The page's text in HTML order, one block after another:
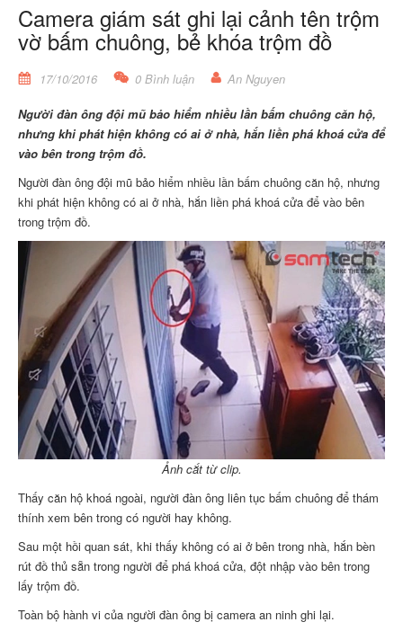
Camera giám sát ghi lại cảnh tên trộm
vờ bấm chuông, bẻ khóa trộm đồ
17/10/2016 0 Bình luận An Nguyen
Người đàn ông đội mũ bảo hiểm nhiều lần bấm chuông căn hộ,
nhưng khi phát hiện không có ai ở nhà, hắn liền phá khoá cửa để
vào bên trong trộm đồ.
Người đàn ông đội mũ bảo hiểm nhiều lần bấm chuông căn hộ, nhưng
khi phát hiện không có ai ở nhà, hắn liền phá khoá cửa để vào bên
trong trộm đồ.
Ảnh cắt từ clip.
Thấy căn hộ khoá ngoài, người đàn ông liên tục bấm chuông để thám
thính xem bên trong có người hay không.
Sau một hồi quan sát, khi thấy không có ai ở bên trong nhà, hắn bèn
rút đồ thủ sẵn trong người để phá khoá cửa, đột nhập vào bên trong
lấy trộm đồ.
Toàn bộ hành vi của người đàn ông bị camera an ninh ghi lại.